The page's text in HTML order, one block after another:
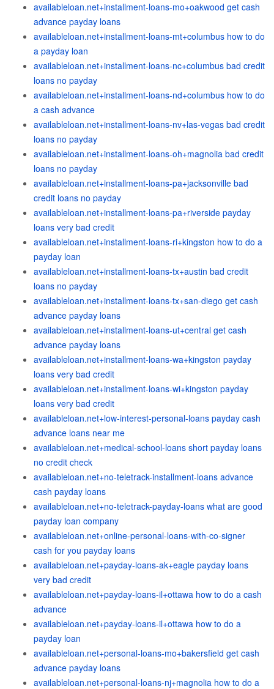
availableloan.net+installment-loans-mo+oakwood get cash
advance payday loans
availableloan.net+installment-loans-mt+columbus how to do
a payday loan
availableloan.net+installment-loans-nc+columbus bad credit
loans no payday
availableloan.net+installment-loans-nd+columbus how to do
a cash advance
availableloan.net+installment-loans-nv+las-vegas bad credit
loans no payday
availableloan.net+installment-loans-oh+magnolia bad credit
loans no payday
availableloan.net+installment-loans-pa+jacksonville bad
credit loans no payday
availableloan.net+installment-loans-pa+riverside payday
loans very bad credit
availableloan.net+installment-loans-ri+kingston how to do a
payday loan
availableloan.net+installment-loans-tx+austin bad credit
loans no payday
availableloan.net+installment-loans-tx+san-diego get cash
advance payday loans
availableloan.net+installment-loans-ut+central get cash
advance payday loans
availableloan.net+installment-loans-wa+kingston payday
loans very bad credit
availableloan.net+installment-loans-wi+kingston payday
loans very bad credit
availableloan.net+low-interest-personal-loans payday cash
advance loans near me
availableloan.net+medical-school-loans short payday loans
no credit check
availableloan.net+no-teletrack-installment-loans advance
cash payday loans
availableloan.net+no-teletrack-payday-loans what are good
payday loan company
availableloan.net+online-personal-loans-with-co-signer
cash for you payday loans
availableloan.net+payday-loans-ak+eagle payday loans
very bad credit
availableloan.net+payday-loans-il+ottawa how to do a cash
advance
availableloan.net+payday-loans-il+ottawa how to do a
payday loan
availableloan.net+personal-loans-mo+bakersfield get cash
advance payday loans
availableloan.net+personal-loans-nj+magnolia how to do a